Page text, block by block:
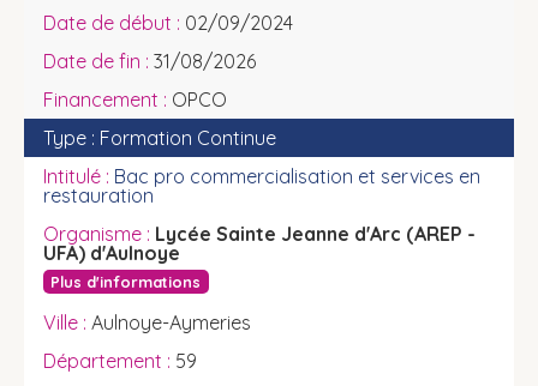
02/09/2024
31/08/2026
OPCO
Formation Continue
Bac pro commercialisation et services en
restauration
Lycée Sainte Jeanne d'Arc (AREP -
UFA) d'Aulnoye
Plus d'informations
Aulnoye-Aymeries
59